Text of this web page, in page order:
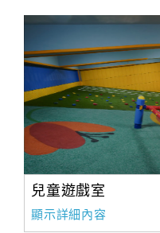
兒童遊戲室
顯示詳細內容